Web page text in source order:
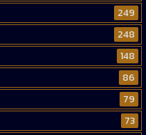
249
248
148
86
79
73